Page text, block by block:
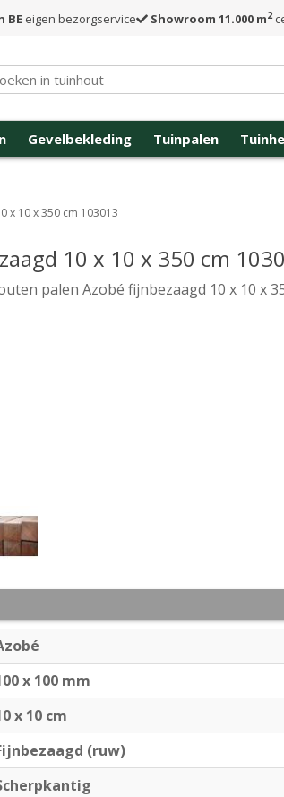
BE eigen bezorgservice Showroom 11.000 m2
Gevelbekleding Tuinpalen
x 10 x 350 cm 103013
10 x 10 x 350 cm
palen Azobé fijnbezaagd 10 x 10 x
x 100 mm
x 10 cm
(ruw)